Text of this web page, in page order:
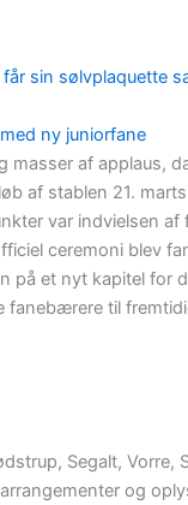
ny juniorfane
masser af applaus,
af stablen 21.
var indvielsen af
ceremoni blev
på et nyt kapitel for
fanebærere til
Segalt, Vorre,
og